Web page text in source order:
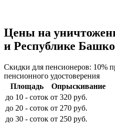
Цены на
и Республике
Скидки для пенсионеров: 10%
пенсионного удостоверения
Площадь
Опрыскивание
до 10 - соток от 320 руб.
до 20 - соток от 270 руб.
до 30 - соток от 250 руб.